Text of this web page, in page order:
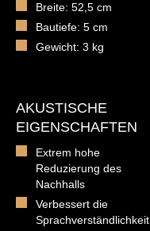
Breite: 52,5 cm
Bautiefe: 5 cm
Gewicht: 3 kg
AKUSTISCHE
EIGENSCHAFTEN
Extrem hohe
Reduzierung des
Nachhalls
Verbessert die
Sprachverständlichkeit